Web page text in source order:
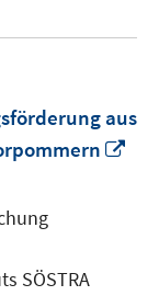
aus
SÖSTRA